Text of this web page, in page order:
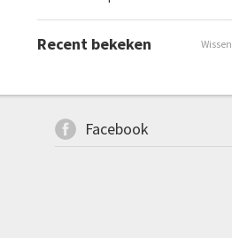
Recent bekeken Wissen
Facebook